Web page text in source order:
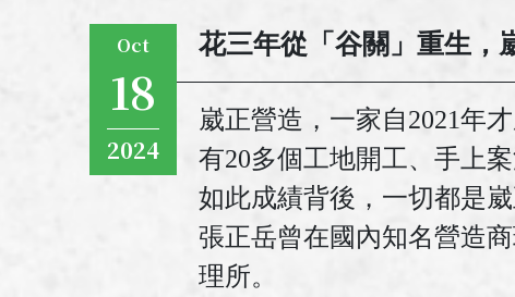
Oct
18
2024
花三年從「谷關」重生，
崴正營造，一家自2021年
有20多個工地開工、手上
如此成績背後，一切都是
張正岳曾在國內知名營造
理所。